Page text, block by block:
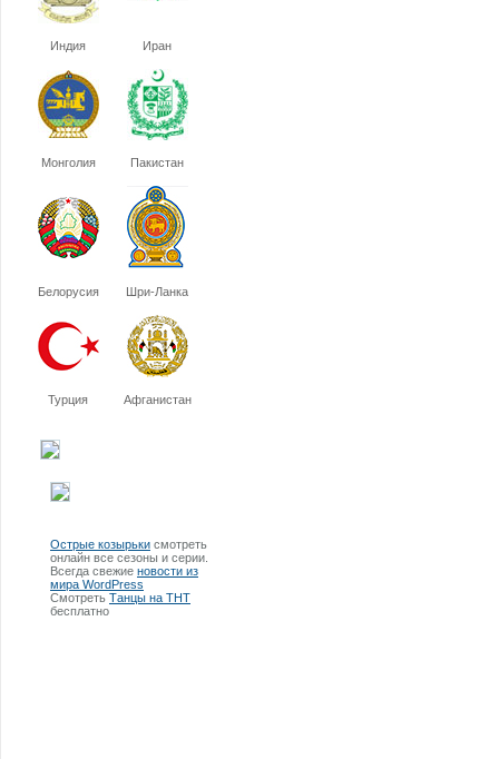
Индия Иран
Монголия Пакистан
Белорусия Шри-Ланка
Турция Афганистан
Острые козырьки смотреть
онлайн все сезоны и серии.
Всегда свежие новости из
мира WordPress
Смотреть Танцы на ТНТ
бесплатно